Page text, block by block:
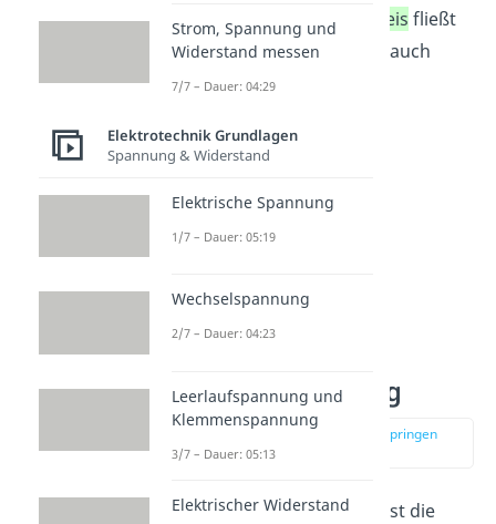
In einem
offenen Stromkreis fließt
kein Strom, dadurch kann auch
keine Spannung am
Leerlaufspannung
zur Stelle im Video springen
(00:59)
DieLeerlaufspannung
ist die
Strom, Spannung und
Widerstand messen
7/7 – Dauer: 04:29
Elektrotechnik Grundlagen
Spannung & Widerstand
Elektrische Spannung
1/7 – Dauer: 05:19
Wechselspannung
2/7 – Dauer: 04:23
Leerlaufspannung und
Klemmenspannung
3/7 – Dauer: 05:13
Elektrischer Widerstand